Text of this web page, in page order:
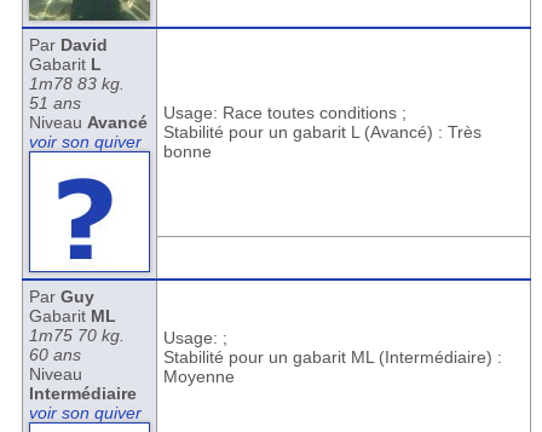
Par David
Gabarit L
1m78 83 kg.
51 ans
Niveau Avancé
voir son quiver
Usage: Race toutes conditions ;
Stabilité pour un gabarit L (Avancé) : Très
bonne
Par Guy
Gabarit ML
1m75 70 kg.
60 ans
Niveau
Intermédiaire
voir son quiver
Usage: ;
Stabilité pour un gabarit ML (Intermédiaire) :
Moyenne